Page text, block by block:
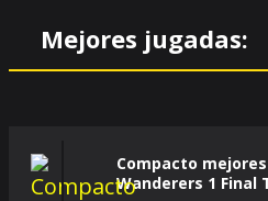
Mejores jugadas:
Compacto
Wanderers 1 Final